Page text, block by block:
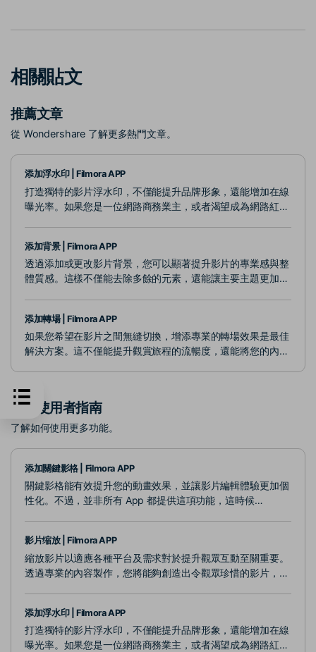
相關貼文
推薦文章
從 Wondershare 了解更多熱門文章。
添加浮水印 | Filmora APP
打造獨特的影片浮水印，不僅能提升品牌形象，還能增加在線
曝光率。如果您是一位網路商務業主，或者渴望成為網路紅
助您在競爭激烈的市場中脫穎而出，讓您的內容更加引人注
目。
添加背景 | Filmora APP
透過添加或更改影片背景，您可以顯著提升影片的專業感與整
體質感。這樣不僅能去除多餘的元素，還能讓主要主題更加突
添加轉場 | Filmora APP
如果您希望在影片之間無縫切換，增添專業的轉場效果是最佳
解決方案。這不僅能提升觀賞旅程的流暢度，還能將您的內容
推薦使用者指南
了解如何使用更多功能。
添加關鍵影格 | Filmora APP
關鍵影格能有效提升您的動畫效果，並讓影片編輯體驗更加個
性化。不過，並非所有 App 都提供這項功能，這時候
無論是初學者還是專業人士都能快速上手。
影片缩放 | Filmora APP
縮放影片以適應各種平台及需求對於提升觀眾互動至關重要。
透過專業的內容製作，您將能夠創造出令觀眾珍惜的影片，並
添加浮水印 | Filmora APP
打造獨特的影片浮水印，不僅能提升品牌形象，還能增加在線
曝光率。如果您是一位網路商務業主，或者渴望成為網路紅